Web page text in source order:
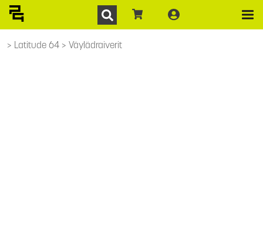
Latitude 64 Väylädraiverit